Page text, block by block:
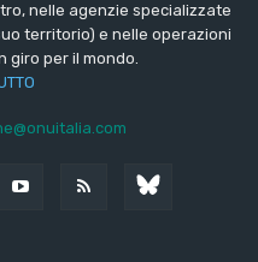
nelle agenzie specializzate
territorio) e nelle operazioni
giro per il mondo.